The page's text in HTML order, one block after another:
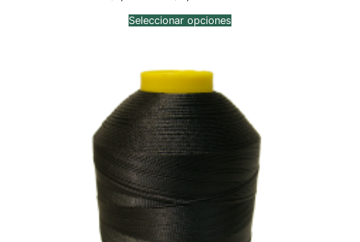
precios:
desde
Seleccionar opciones